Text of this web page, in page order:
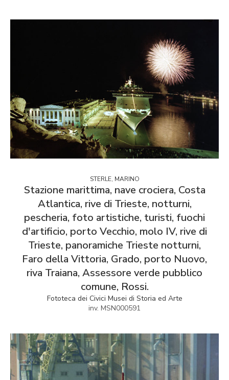
STERLE, MARINO
Stazione marittima, nave crociera, Costa
Atlantica, rive di Trieste, notturni,
pescheria, foto artistiche, turisti, fuochi
d'artificio, porto Vecchio, molo IV, rive di
Trieste, panoramiche Trieste notturni,
Faro della Vittoria, Grado, porto Nuovo,
riva Traiana, Assessore verde pubblico
comune, Rossi.
Fototeca dei Civici Musei di Storia ed Arte
inv. MSN000591